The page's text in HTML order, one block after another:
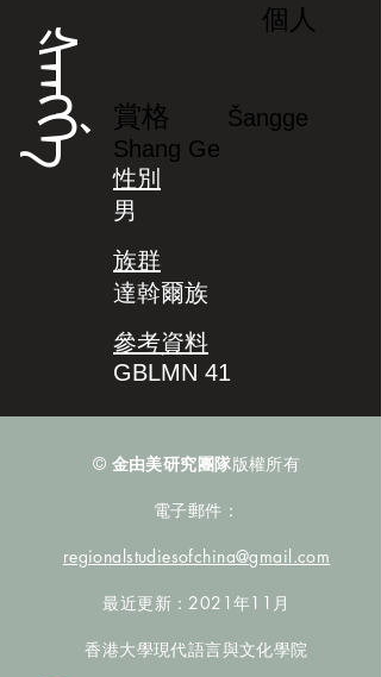
ᡧᠠᠩᡤᡝ
個人
賞格
Šangge
Shang Ge
性別
男
族群
達斡爾族
參考資料
GBLMN 41
© 金由美研究團隊版權所有
電子郵件：
regionalstudiesofchina@gmail.com
最近更新：2021年11月
香港大學現代語言與文化學院